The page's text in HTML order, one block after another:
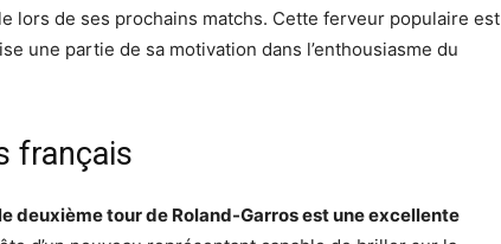
lors de ses prochains matchs. Cette ferveur populaire est
une partie de sa motivation dans l’enthousiasme du
français
deuxième tour de Roland-Garros est une excellente